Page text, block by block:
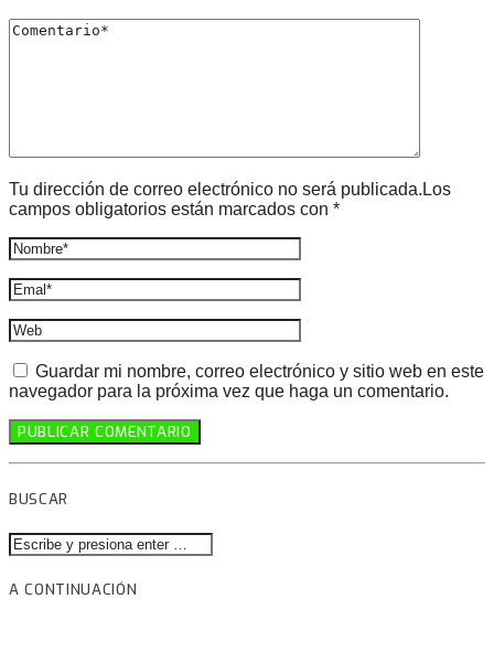
Tu dirección de correo electrónico no será publicada.Los
campos obligatorios están marcados con *
Guardar mi nombre, correo electrónico y sitio web en este
navegador para la próxima vez que haga un comentario.
BUSCAR
A CONTINUACIÓN